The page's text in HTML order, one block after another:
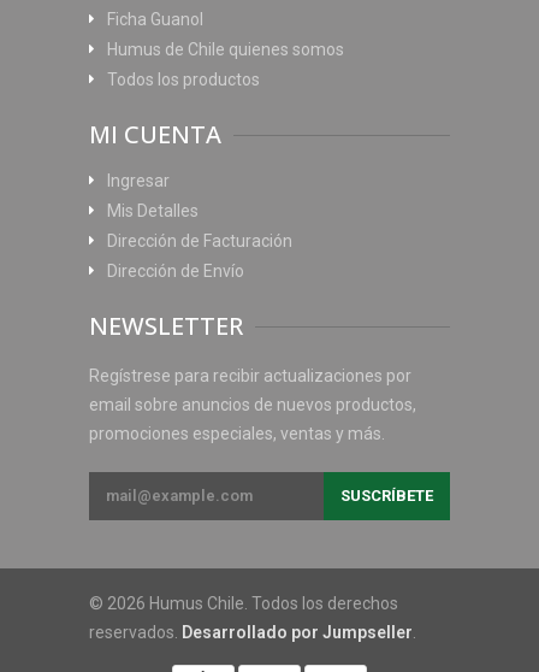
Ficha Guanol
Humus de Chile quienes somos
Todos los productos
MI CUENTA
Ingresar
Mis Detalles
Dirección de Facturación
Dirección de Envío
NEWSLETTER
Regístrese para recibir actualizaciones por
email sobre anuncios de nuevos productos,
promociones especiales, ventas y más.
© 2026 Humus Chile. Todos los derechos
reservados. Desarrollado por Jumpseller